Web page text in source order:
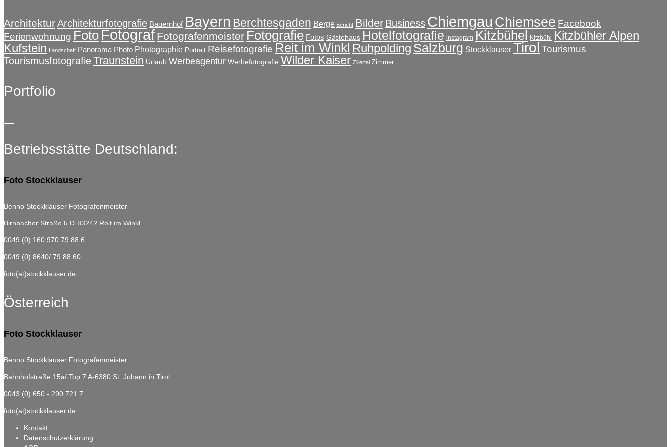
der
Produktseite
gewählt
werden
ArchitekturArchitekturfotografie Bauernhof Bayern Berchtesgaden Berge Bericht Bilder Business Chiemgau Chiemsee Facebook
Ferienwohnung Foto Fotograf Fotografenmeister Fotografie Fotos Gästehaus Hotelfotografie instagram Kitzbühel Kitzbühl Kitzbühler Alpen
Kufstein Landschaft Panorama Photo Photographie Portrait Reisefotografie Reit im Winkl Ruhpolding Salzburg Stockklauser Tirol Tourismus
TourismusfotografieTraunstein Urlaub Werbeagentur Werbefotografie Wilder Kaiser Zillertal Zimmer
Portfolio
Betriebsstätte Deutschland:
Foto Stockklauser
Benno Stockklauser Fotografenmeister
Birnbacher Straße 5 D-83242 Reit im Winkl
0049 (0) 160 970 79 88 6
0049 (0) 8640/ 79 88 60
foto(at)stockklauser.de
Österreich
Foto Stockklauser
Benno Stockklauser Fotografenmeister
Bahnhofstraße 15a/ Top 7 A-6380 St. Johann in Tirol
0043 (0) 650 - 290 721 7
foto(at)stockklauser.de
Kontakt
Datenschutzerklärung